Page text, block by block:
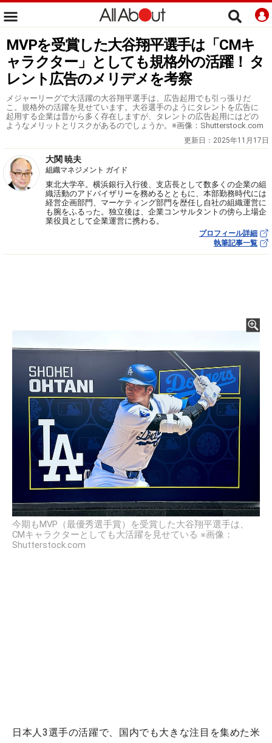
MVPを受賞した大谷翔平選手は「CMキ
ャラクター」としても規格外の活躍！ タ
レント広告のメリデメを考察
メジャーリーグで大活躍の大谷翔平選手は、広告起用でも引っ張りだ
こ。規格外の活躍を見せています。大谷選手のようにタレントを広告に
起用する企業は昔から多く存在しますが、タレントの広告起用にはどの
ようなメリットとリスクがあるのでしょうか。※画像：Shutterstock.com
更新日： 2025年11月17日
大関 暁夫
組織マネジメント ガイド
東北大学卒。横浜銀行入行後、支店長として数多くの企業の組
織活動のアドバイザリーを務めるとともに、本部勤務時代には
経営企画部門、マーケティング部門を歴任し自社の組織運営に
も腕をふるった。独立後は、企業コンサルタントの傍ら上場企
業役員として企業運営に携わる。
プロフィール詳細
執筆記事一覧
今期もMVP（最優秀選手賞）を受賞した大谷翔平選手は、
CMキャラクターとしても大活躍を見せている ※画像：
Shutterstock.com
日本人3選手の活躍で、国内でも大きな注目を集めた米